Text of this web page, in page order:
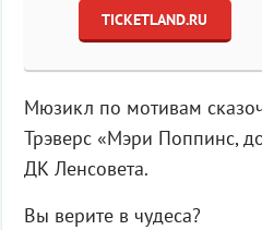
TICKETLAND.RU
Мюзикл по мотивам
Трэверс «Мэри Поппинс,
ДК Ленсовета.
Вы верите в чудеса?